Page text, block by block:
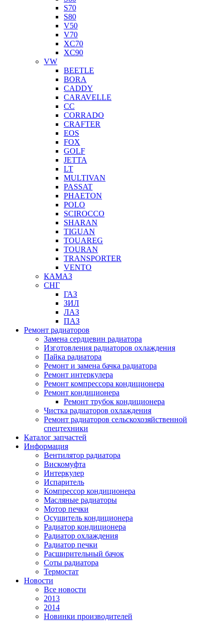
S70
S80
V50
V70
XC70
XC90
VW
BEETLE
BORA
CADDY
CARAVELLE
CC
CORRADO
CRAFTER
EOS
FOX
GOLF
JETTA
LT
MULTIVAN
PASSAT
PHAETON
POLO
SCIROCCO
SHARAN
TIGUAN
TOUAREG
TOURAN
TRANSPORTER
VENTO
КАМАЗ
СНГ
ГАЗ
ЗИЛ
ЛАЗ
ПАЗ
Ремонт радиаторов
Замена сердцевин радиатора
Изготовления радиаторов охлаждения
Пайка радиатора
Ремонт и замена бачка радиатора
Ремонт интеркулера
Ремонт компрессора кондиционера
Ремонт кондиционера
Ремонт трубок кондиционера
Чистка радиаторов охлаждения
Ремонт радиаторов сельскохозяйственной
спецтехники
Каталог запчастей
Информация
Вентилятор радиатора
Вискомуфта
Интеркулер
Испаритель
Компрессор кондиционера
Масляные радиаторы
Мотор печки
Осушитель кондиционера
Радиатор кондиционера
Радиатор охлаждения
Радиатор печки
Расширительный бачок
Соты радиатора
Термостат
Новости
Все новости
2013
2014
Новинки производителей